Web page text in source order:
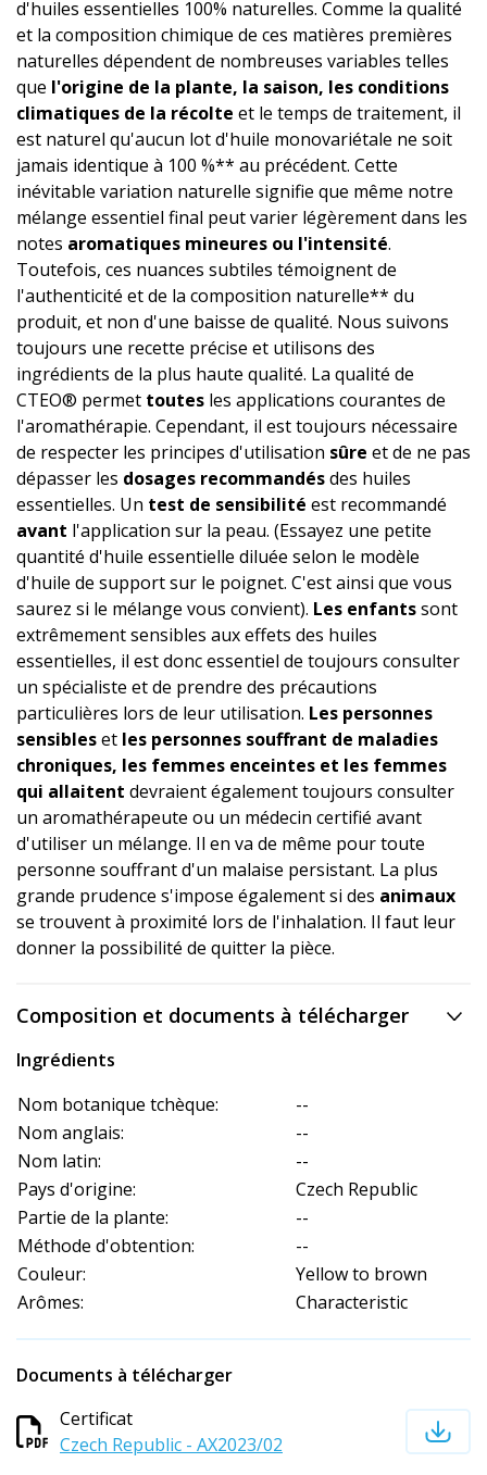
d'huiles essentielles 100% naturelles. Comme la qualité
et la composition chimique de ces matières premières
naturelles dépendent de nombreuses variables telles
que l'origine de la plante, la saison, les conditions
climatiques de la récolte et le temps de traitement, il
est naturel qu'aucun lot d'huile monovariétale ne soit
jamais identique à 100 %** au précédent. Cette
inévitable variation naturelle signifie que même notre
mélange essentiel final peut varier légèrement dans les
notes aromatiques mineures ou l'intensité.
Toutefois, ces nuances subtiles témoignent de
l'authenticité et de la composition naturelle** du
produit, et non d'une baisse de qualité. Nous suivons
toujours une recette précise et utilisons des
ingrédients de la plus haute qualité. La qualité de
CTEO® permet toutes les applications courantes de
l'aromathérapie. Cependant, il est toujours nécessaire
de respecter les principes d'utilisation sûre et de ne pas
dépasser les dosages recommandésdes huiles
essentielles. Un test de sensibilité est recommandé
avant l'application sur la peau. (Essayez une petite
quantité d'huile essentielle diluée selon le modèle
d'huile de support sur le poignet. C'est ainsi que vous
saurez si le mélange vous convient). Les enfantssont
extrêmement sensibles aux effets des huiles
essentielles, il est donc essentiel de toujours consulter
un spécialiste et de prendre des précautions
particulières lors de leur utilisation. Les personnes
sensibleset les personnes souffrant de maladies
chroniques, les femmes enceintes et les femmes
qui allaitent devraient également toujours consulter
un aromathérapeute ou un médecin certifié avant
d'utiliser un mélange. Il en va de même pour toute
personne souffrant d'un malaise persistant. La plus
grande prudence s'impose également si des animaux
se trouvent à proximité lors de l'inhalation. Il faut leur
donner la possibilité de quitter la pièce.
Composition et documents à télécharger
Ingrédients
Nom botanique tchèque:
--
Nom anglais:
--
Nom latin:
--
Pays d'origine:
Czech Republic
Partie de la plante:
--
Méthode d'obtention:
--
Couleur:
Yellow to brown
Arômes:
Characteristic
Documents à télécharger
Certificat
Czech Republic - AX2023/02